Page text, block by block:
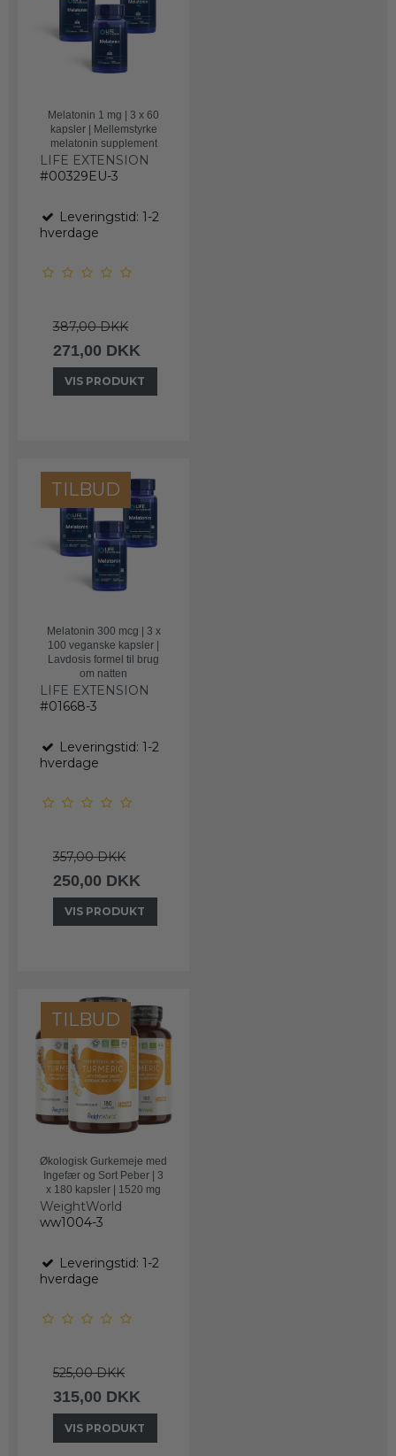
Melatonin 1 mg | 3 x 60
kapsler | Mellemstyrke
melatonin supplement
LIFE EXTENSION
#00329EU-3
Leveringstid: 1-2
hverdage
387,00 DKK
271,00 DKK
VIS PRODUKT
TILBUD
Melatonin 300 mcg | 3 x
100 veganske kapsler |
Lavdosis formel til brug
om natten
LIFE EXTENSION
#01668-3
Leveringstid: 1-2
hverdage
357,00 DKK
250,00 DKK
VIS PRODUKT
TILBUD
Økologisk Gurkemeje med
Ingefær og Sort Peber | 3
x 180 kapsler | 1520 mg
WeightWorld
ww1004-3
Leveringstid: 1-2
hverdage
525,00 DKK
315,00 DKK
VIS PRODUKT